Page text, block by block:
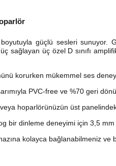
güçlü sesleri sunuyor.
sağlayan üç özel D sınıfı
korurken mükemmel ses
PVC-free ve %70 geri
hoparlörünüzün üst
bir dinleme deneyimi için 3,5
kolayca bağlanabilmeniz